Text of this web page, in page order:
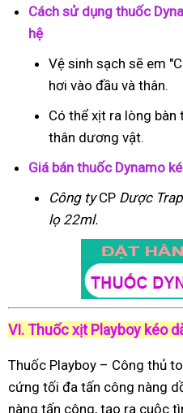
Cách sử dụng thuốc
hệ
Vệ sinh sạch sẽ em
hơi vào đầu và thân.
Có thể xịt ra lòng bàn
thân dương vật.
Giá bán thuốc Dynamo
Công tyCP Dược
lọ 22ml.
VI. Thuốc xịt Playboy kéo
Thuốc Playboy – Công thủ
cứng tối đa tấn công nàng
nàng tấn công, tạo ra cuộc